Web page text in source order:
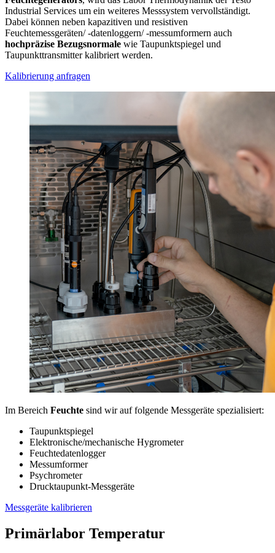
Industrial Services um ein weiteres Messsystem vervollständigt.
Dabei können neben kapazitiven und resistiven
Feuchtemessgeräten/ -datenloggern/ -messumformern auch
hochpräzise Bezugsnormale wie Taupunktspiegel und
Taupunkttransmitter kalibriert werden.
Kalibrierung anfragen
Im Bereich Feuchte sind wir auf folgende Messgeräte spezialisiert:
Taupunktspiegel
Elektronische/mechanische Hygrometer
Feuchtedatenlogger
Messumformer
Psychrometer
Drucktaupunkt-Messgeräte
Messgeräte kalibrieren
Primärlabor Temperatur